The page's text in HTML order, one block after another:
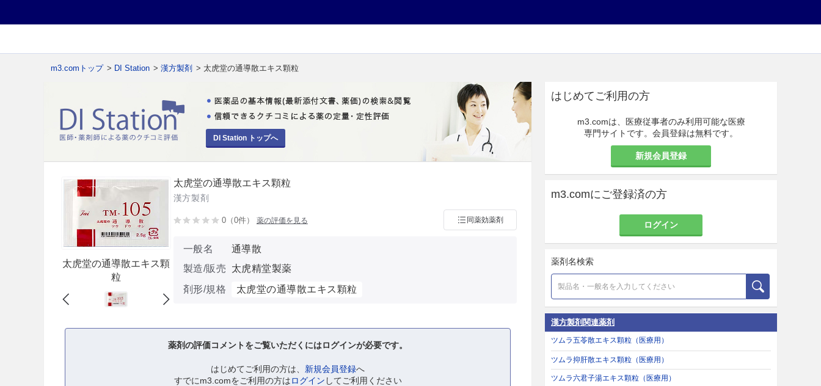
m3.comトップ > DI Station > 漢方製剤 > 太虎堂の通導散エキス顆粒
DI Station トップへ
太虎堂の通導散エキス顆
粒
太虎堂の通導散エキス顆粒
漢方製剤
0（0件） 薬の評価を見る 同薬効薬剤
一般名
通導散
製造/販売
太虎精堂製薬
剤形/規格
太虎堂の通導散エキス顆粒
薬剤の評価コメントをご覧いただくにはログインが必要です。
はじめてご利用の方は、 新規会員登録へ
すでにm3.comをご利用の方はログイン してご利用ください
はじめてご利用の方
m3.comは、医療従事者のみ利用可能な医療
専門サイトです。会員登録は無料です。
新規会員登録
m3.comにご登録済の方
ログイン
薬剤名検索
漢方製剤関連薬剤
ツムラ五苓散エキス顆粒（医療用）
ツムラ抑肝散エキス顆粒（医療用）
ツムラ六君子湯エキス顆粒（医療用）